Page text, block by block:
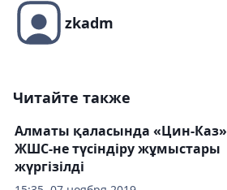
zkadm
Читайте также
Алматы қаласында «Цин-Каз»
ЖШС-не түсіндіру жұмыстары
жүргізілді